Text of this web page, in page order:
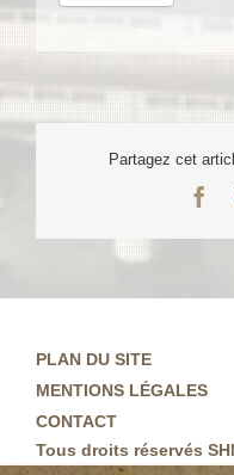
Partagez cet
PLAN DU SITE
MENTIONS LÉGALES
CONTACT
Tous droits réservés